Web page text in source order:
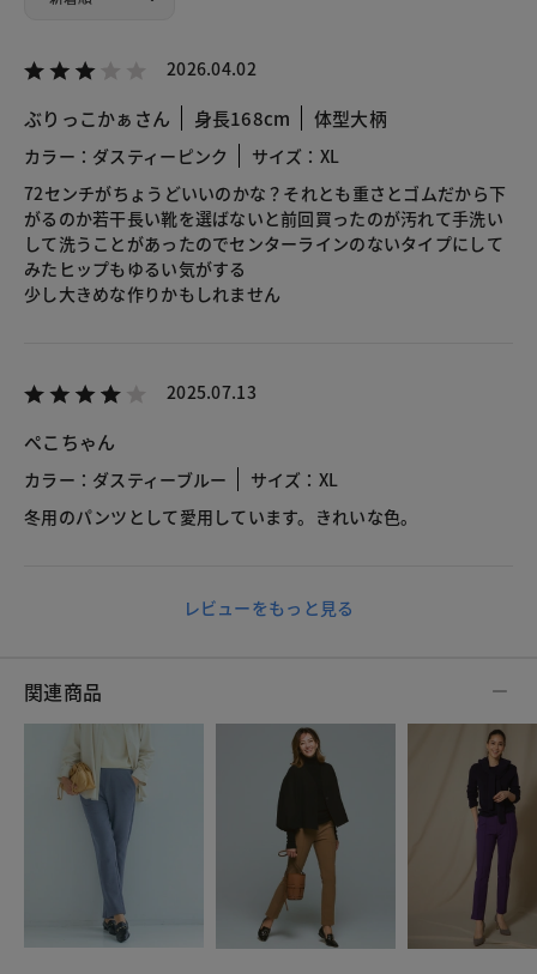
2026.04.02
ぶりっこかぁさん 身長168cm 体型大柄
カラー：ダスティーピンク
サイズ：XL
72センチがちょうどいいのかな？それとも重さとゴムだから下
がるのか若干長い靴を選ばないと前回買ったのが汚れて手洗い
して洗うことがあったのでセンターラインのないタイプにして
みたヒップもゆるい気がする
少し大きめな作りかもしれません
2025.07.13
ぺこちゃん
カラー：ダスティーブルー
サイズ：XL
冬用のパンツとして愛用しています。きれいな色。
レビューをもっと見る
関連商品